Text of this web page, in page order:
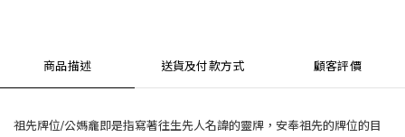
商品描述 送貨及付款方式 顧客評價
祖先牌位/公媽龕即是指寫著往生先人名諱的靈牌，安奉祖先的牌位的目